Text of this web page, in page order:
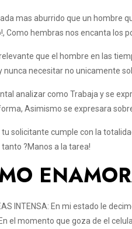
mas aburrido que un hombre
Como hembras nos encanta los
que el hombre en las
nunca necesitar no unicamente
analizar como Trabaja y se
Asimismo se expresara
tu solicitante cumple con la
?Manos a la tarea!
INTENSA: En mi estado le
el momento que goza de el